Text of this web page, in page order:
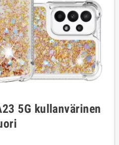
5G kullanvärinen